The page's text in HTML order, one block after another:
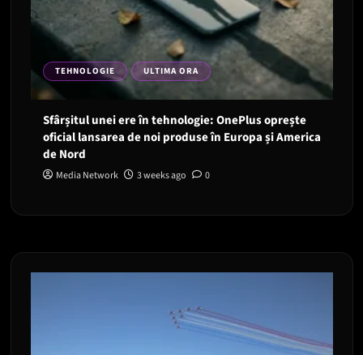
TEHNOLOGIE ULTIMA ORA
Sfârșitul unei ere în tehnologie: OnePlus oprește
oficial lansarea de noi produse în Europa și America
de Nord
Media Network 3 weeks ago 0